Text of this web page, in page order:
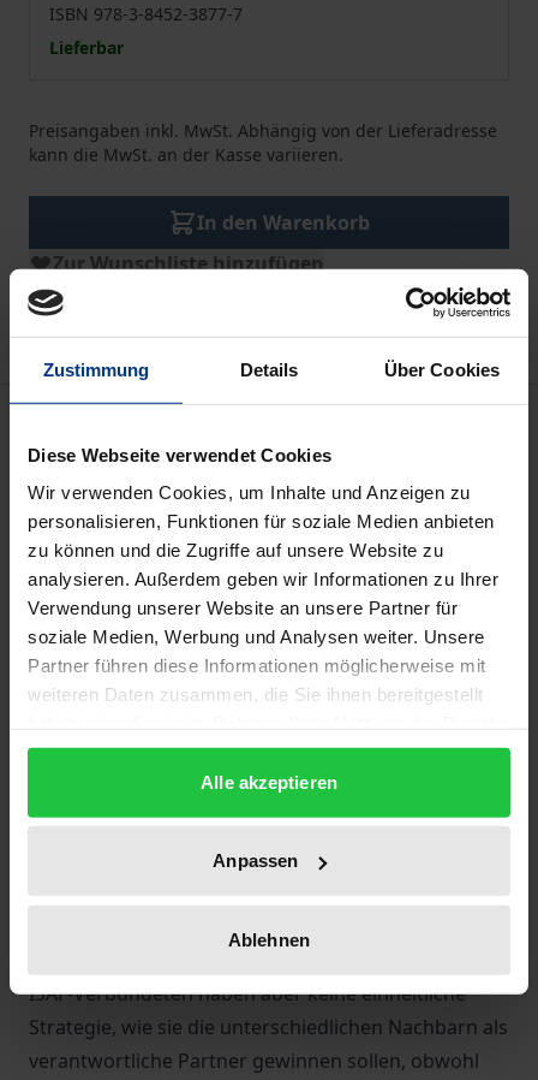
Zustimmung Details Über Cookies
Diese Webseite verwendet Cookies
Wir verwenden Cookies, um Inhalte und Anzeigen zu
personalisieren, Funktionen für soziale Medien anbieten
zu können und die Zugriffe auf unsere Website zu
analysieren. Außerdem geben wir Informationen zu Ihrer
Verwendung unserer Website an unsere Partner für
soziale Medien, Werbung und Analysen weiter. Unsere
Partner führen diese Informationen möglicherweise mit
weiteren Daten zusammen, die Sie ihnen bereitgestellt
gesammelt haben.
Alle akzeptieren
Anpassen
Ablehnen
ISBN 978-3-8452-3877-7
Lieferbar
Preisangaben inkl. MwSt. Abhängig von der Lieferadresse
kann die MwSt. an der Kasse variieren.
In den Warenkorb
Zur Wunschliste hinzufügen
Hinweise zu Versandkosten
Die Nachbarn Afghanistans müssen in den Aufbau
des Landes eingebunden werden – und der Westen
weiß nicht, wie. Iran, China, Tadschikistan, aber auch
Russland und Indien haben vielfältige Interessen in
dem Krisenland. Sie positionieren sich für die Zeit
nach dem Ende der westlichen Präsenz.
Grenzübergreifende Herausforderungen wie das
Ressourcenreichtum des Landes verknüpfen das
Schicksal Afghanistans mit dem seiner
Nachbarstaaten. Vor allem Pakistan –
Rückzugsgebiet der Taliban – ist gleichzeitig Partner
Afghanistans und Ursache seiner Probleme. Der
ISAF-Verbündeten haben aber keine einheitliche
Strategie, wie sie die unterschiedlichen Nachbarn als
verantwortliche Partner gewinnen sollen, obwohl